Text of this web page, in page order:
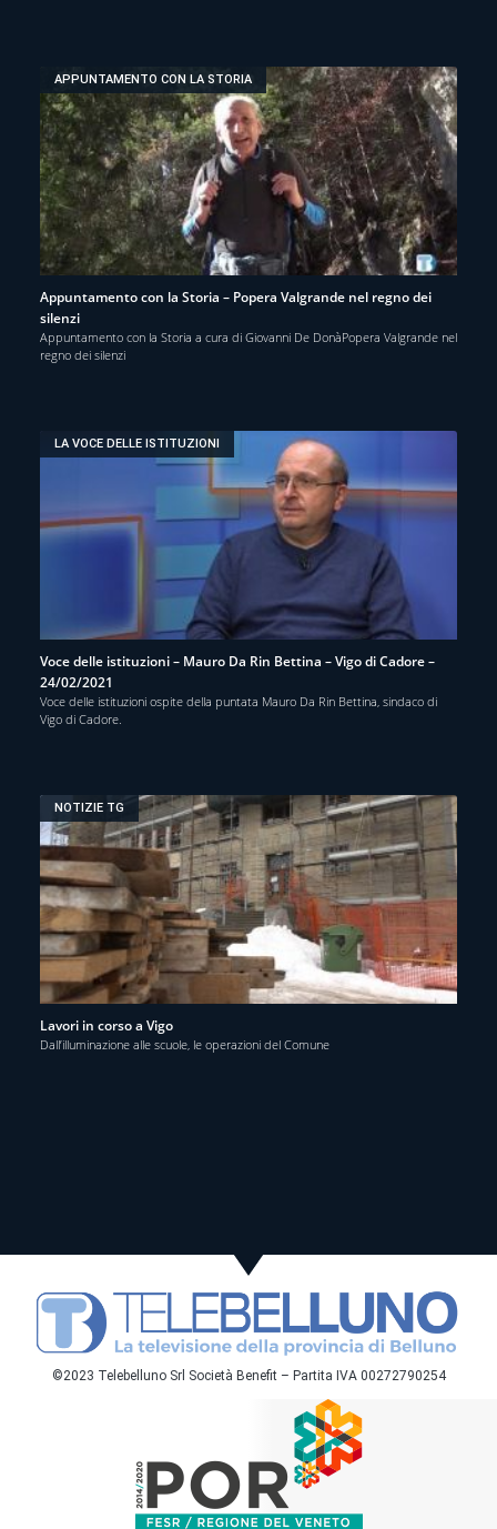
APPUNTAMENTO CON LA STORIA
Appuntamento con la Storia – Popera Valgrande nel regno dei
silenzi
Appuntamento con la Storia a cura di Giovanni De DonàPopera Valgrande nel
regno dei silenzi
LA VOCE DELLE ISTITUZIONI
Voce delle istituzioni – Mauro Da Rin Bettina – Vigo di Cadore –
24/02/2021
Voce delle istituzioni ospite della puntata Mauro Da Rin Bettina, sindaco di
Vigo di Cadore.
NOTIZIE TG
Lavori in corso a Vigo
Dall’illuminazione alle scuole, le operazioni del Comune
©2023 Telebelluno Srl Società Benefit – Partita IVA 00272790254